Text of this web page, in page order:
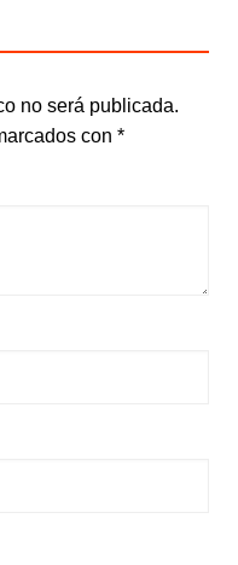
no será publicada.
con *